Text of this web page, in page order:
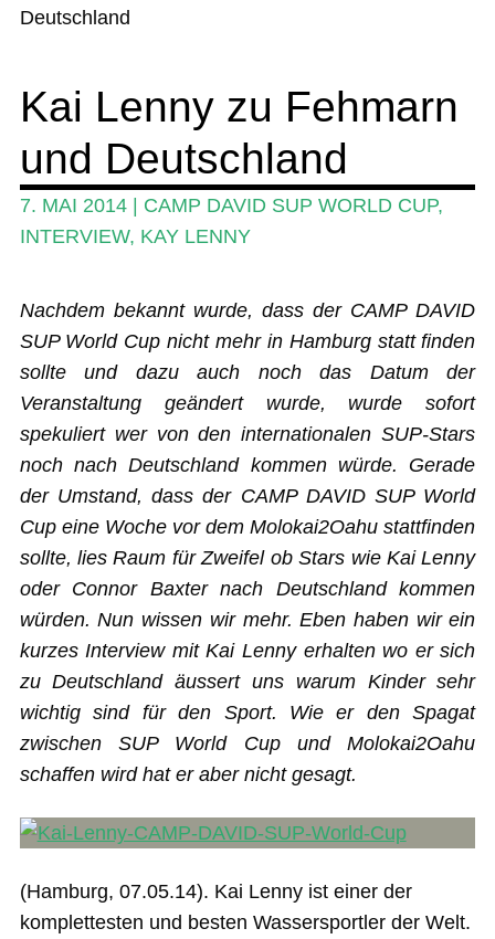
SUP-Events
Das Magazin
Stand Up Magazin TV
Deutschland
Kai Lenny zu Fehmarn
und Deutschland
7. MAI 2014| CAMP DAVID SUP WORLD CUP,
INTERVIEW, KAY LENNY
Nachdem bekannt wurde, dass der CAMP DAVID
SUP World Cup nicht mehr in Hamburg statt finden
sollte und dazu auch noch das Datum der
Veranstaltung geändert wurde, wurde sofort
spekuliert wer von den internationalen SUP-Stars
noch nach Deutschland kommen würde. Gerade
der Umstand, dass der CAMP DAVID SUP World
Cup eine Woche vor dem Molokai2Oahu stattfinden
sollte, lies Raum für Zweifel ob Stars wie Kai Lenny
oder Connor Baxter nach Deutschland kommen
würden. Nun wissen wir mehr. Eben haben wir ein
kurzes Interview mit Kai Lenny erhalten wo er sich
zu Deutschland äussert uns warum Kinder sehr
wichtig sind für den Sport. Wie er den Spagat
zwischen SUP World Cup und Molokai2Oahu
schaffen wird hat er aber nicht gesagt.
(Hamburg, 07.05.14). Kai Lenny ist einer der
komplettesten und besten Wassersportler der Welt.